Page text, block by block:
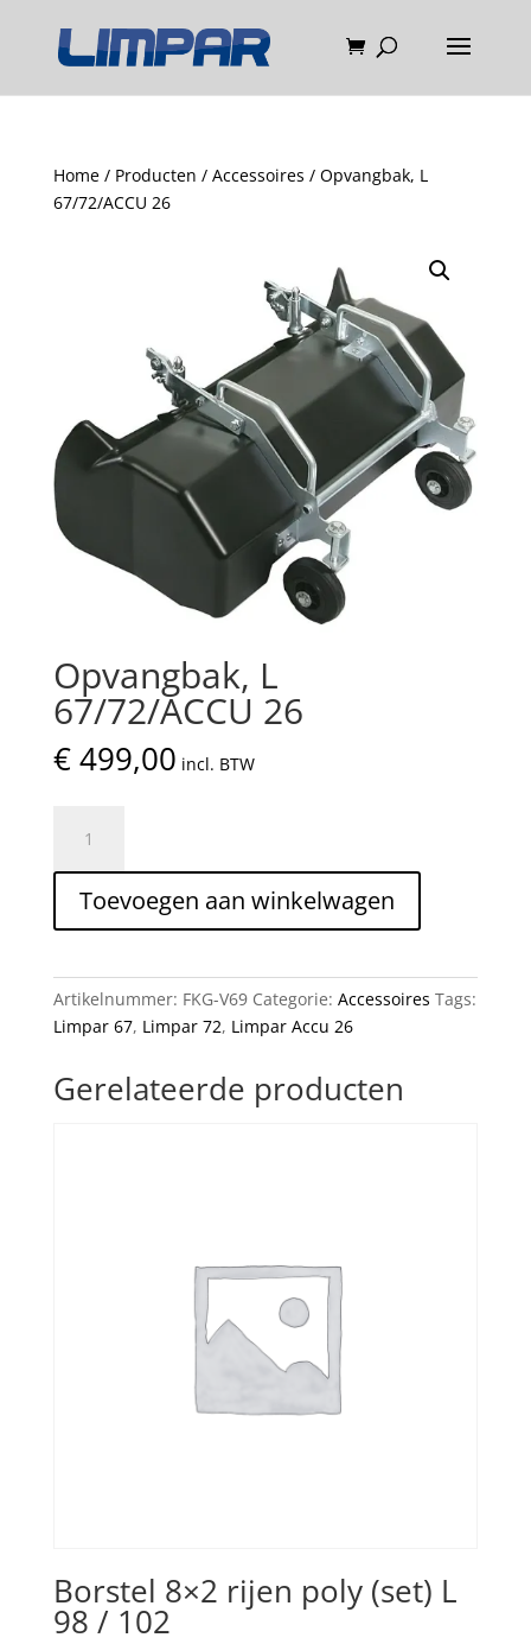
Home/ Producten / Accessoires / Opvangbak, L
67/72/ACCU 26
Opvangbak, L
67/72/ACCU 26
€499,00 incl. BTW
67/72/ACCU
aantal
Toevoegen aan winkelwagen
Artikelnummer: FKG-V69 Categorie: Accessoires Tags:
Limpar 67, Limpar 72, Limpar Accu 26
Gerelateerde producten
Borstel 8×2 rijen poly (set) L
98 / 102